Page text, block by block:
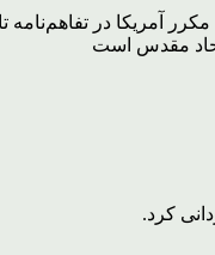
آمریکا در تفاهم‌نامه
مقدس است
کرد.